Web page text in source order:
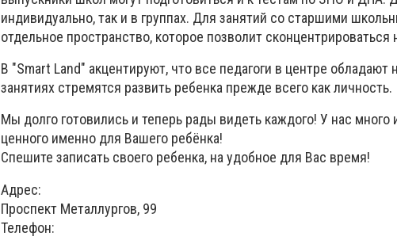
индивидуально, так и в группах. Для занятий со старшими
отдельное пространство, которое позволит сконцентрироваться
В "Smart Land" акцентируют, что все педагоги в центре обладают
занятиях стремятся развить ребенка прежде всего как личность.
Мы долго готовились и теперь рады видеть каждого! У нас много
ценного именно для Вашего ребёнка!
Спешите записать своего ребенка, на удобное для Вас время!
Адрес:
Проспект Металлургов, 99
Телефон: